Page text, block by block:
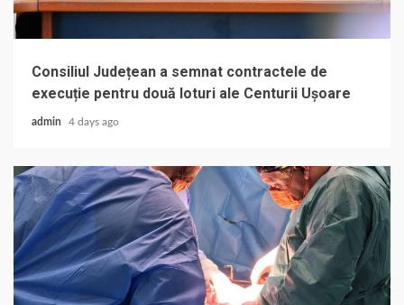
Consiliul Județean a semnat contractele de
execuție pentru două loturi ale Centurii Ușoare
admin 4 days ago